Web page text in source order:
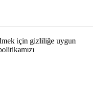
için gizliliğe uygun